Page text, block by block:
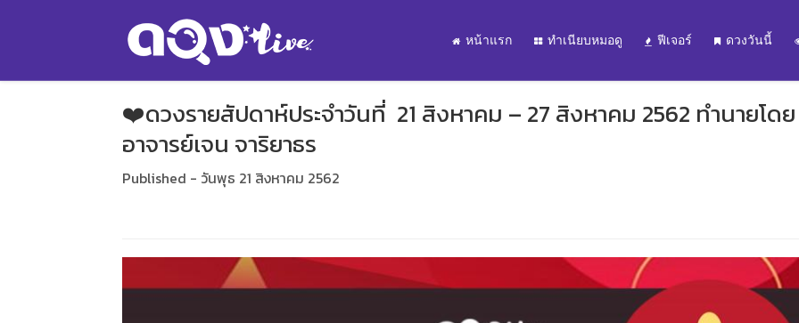
หน้าแรก ทำเนียบหมอดู ฟีเจอร์ ดวงวันนี้
❤️ดวงรายสัปดาห์ประจำวันที่ 21 สิงหาคม – 27 สิงหาคม 2562 ทำนายโดย
อาจารย์เจน จาริยาธร
Published - วันพุธ 21 สิงหาคม 2562